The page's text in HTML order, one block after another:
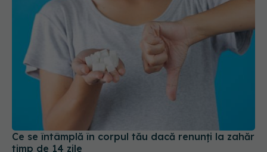
Ce se întâmplă în corpul tău dacă renunți la zahăr
timp de 14 zile
11 iun 2026, 21:32